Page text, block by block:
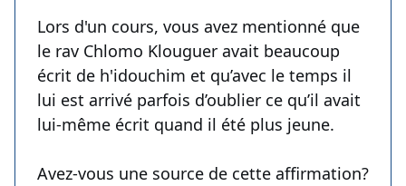
Lors d'un cours, vous avez mentionné que
le rav Chlomo Klouguer avait beaucoup
écrit de h'idouchim et qu’avec le temps il
lui est arrivé parfois d’oublier ce qu’il avait
lui-même écrit quand il été plus jeune.
Avez-vous une source de cette affirmation?